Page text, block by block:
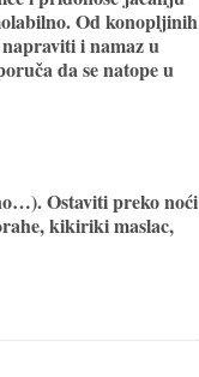
Od konopljinih
i namaz u
da se natope u
Ostaviti preko noći
kikiriki maslac,